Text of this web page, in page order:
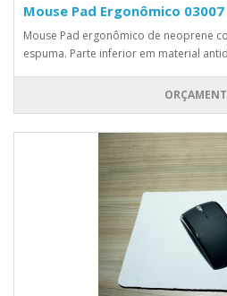
Mouse Pad Ergonômico 03007
Mouse Pad ergonômico de neoprene
espuma. Parte inferior em material